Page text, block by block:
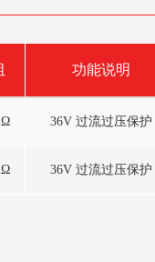
功能说明
36V 过流过压保护
36V 过流过压保护